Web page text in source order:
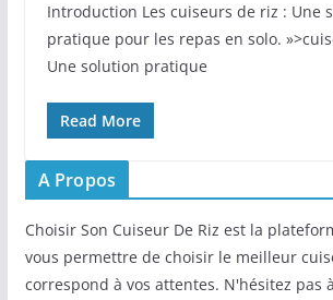
Introduction Les cuiseurs de riz : Une
pratique pour les repas en solo.
Une solution pratique
Read More
A Propos
Choisir Son Cuiseur De Riz est la
vous permettre de choisir le meilleur
correspond à vos attentes. N'hésitez pas